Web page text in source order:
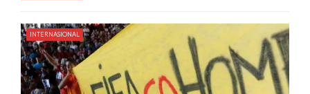
INTERNASIONAL